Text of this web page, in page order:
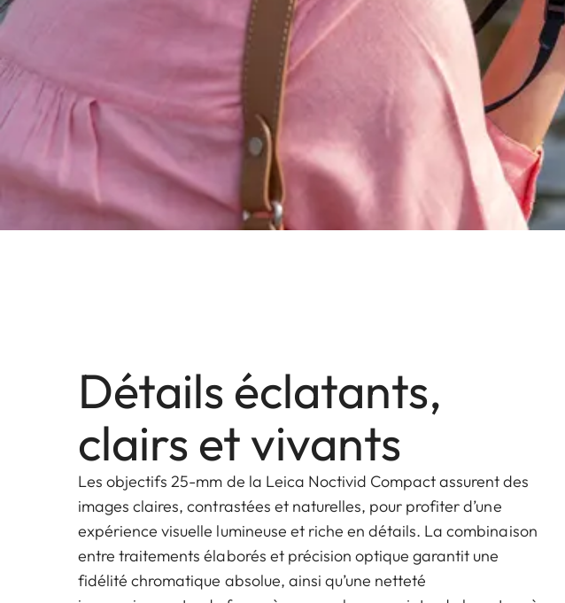
Détails éclatants,
clairs et vivants
Les objectifs 25-mm de la Leica Noctivid Compact assurent des
images claires, contrastées et naturelles, pour profiter d’une
expérience visuelle lumineuse et riche en détails. La combinaison
entre traitements élaborés et précision optique garantit une
fidélité chromatique absolue, ainsi qu’une netteté